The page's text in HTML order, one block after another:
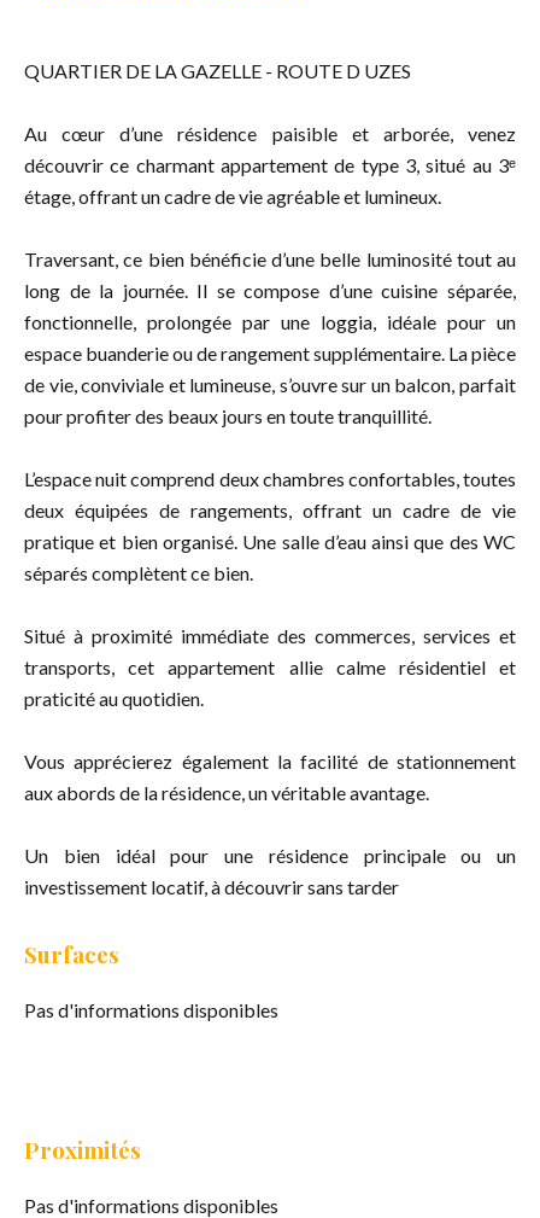
QUARTIER DE LA GAZELLE - ROUTE D UZES
Au cœur d’une résidence paisible et arborée, venez
découvrir ce charmant appartement de type 3, situé au 3ᵉ
étage, offrant un cadre de vie agréable et lumineux.
Traversant, ce bien bénéficie d’une belle luminosité tout au
long de la journée. Il se compose d’une cuisine séparée,
fonctionnelle, prolongée par une loggia, idéale pour un
espace buanderie ou de rangement supplémentaire. La pièce
de vie, conviviale et lumineuse, s’ouvre sur un balcon, parfait
pour profiter des beaux jours en toute tranquillité.
L’espace nuit comprend deux chambres confortables, toutes
deux équipées de rangements, offrant un cadre de vie
pratique et bien organisé. Une salle d’eau ainsi que des WC
séparés complètent ce bien.
Situé à proximité immédiate des commerces, services et
transports, cet appartement allie calme résidentiel et
praticité au quotidien.
Vous apprécierez également la facilité de stationnement
aux abords de la résidence, un véritable avantage.
Un bien idéal pour une résidence principale ou un
investissement locatif, à découvrir sans tarder
Surfaces
Pas d'informations disponibles
Proximités
Pas d'informations disponibles